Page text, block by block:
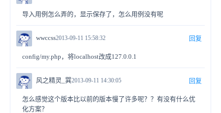
导入用例怎么弄的，显示保存了，怎么用例没有呢
wwccss2013-09-11 15:58:32 回复
config/my.php，将localhost改成127.0.0.1
风之精灵_巽2013-09-11 14:30:05 回复
怎么感觉这个版本比以前的版本慢了许多呢？？有没有什么优
化方案？